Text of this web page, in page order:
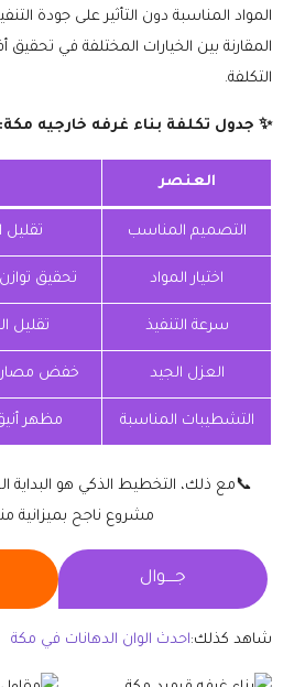
المواد المناسبة دون التأثير على جودة
المقارنة بين الخيارات المختلفة في
التكلفة.
✨ جدول تكلفة بناء غرفه خارجيه مكة:
العنصر
التصميم المناسب تقليل
اختيار المواد تحقيق
سرعة التنفيذ تقليل
العزل الجيد خفض
التشطيبات المناسبة مظهر
📞مع ذلك، التخطيط الذكي هو البداية
مشروع ناجح بميزانية
جــــوال
شاهد كذلك:احدث الوان الدهانات في مكة